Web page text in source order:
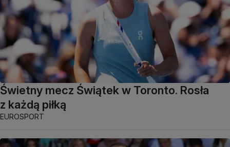
Świetny mecz Świątek w Toronto. Rosła
z każdą piłką
EUROSPORT